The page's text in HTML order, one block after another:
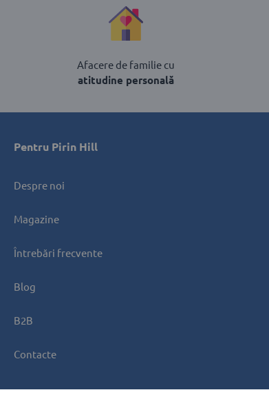
Afacere de familie cu
atitudine personală
Pentru Pirin Hill
Despre noi
Magazine
Întrebări frecvente
Blog
B2B
Contacte